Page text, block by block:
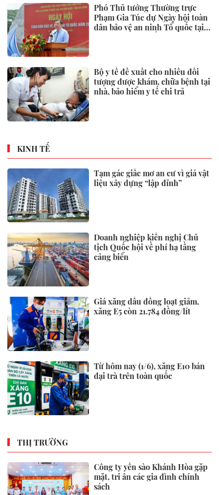
Phó Thủ tướng Thường trực
Phạm Gia Túc dự Ngày hội toàn
dân bảo vệ an ninh Tổ quốc tại
Bộ y tế đề xuất cho nhiều đối
tượng được khám, chữa bệnh tại
nhà, bảo hiểm y tế chi trả
KINH TẾ
Tạm gác giấc mơ an cư vì giá vật
liệu xây dựng “lập đỉnh”
Doanh nghiệp kiến nghị Chủ
tịch Quốc hội về phí hạ tầng
cảng biển
Giá xăng dầu đồng loạt giảm,
xăng E5 còn 21.784 đồng/lít
Từ hôm nay (1/6), xăng E10 bán
đại trà trên toàn quốc
THỊ TRƯỜNG
Công ty yến sào Khánh Hòa gặp
mặt, tri ân các gia đình chính
sách